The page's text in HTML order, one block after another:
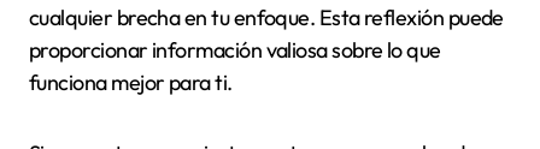
cualquier brecha en tu enfoque. Esta reflexión puede
proporcionar información valiosa sobre lo que
funciona mejor para ti.